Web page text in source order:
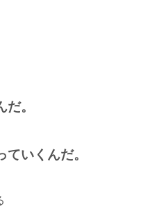
。
いくんだ。